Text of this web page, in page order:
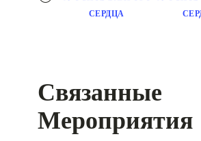
навигация
СЕРДЦА
Связанные
Мероприятия